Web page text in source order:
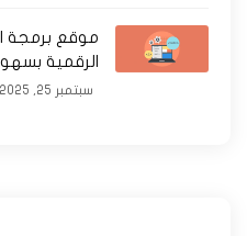
موقع برمجة
الرقمية
سبتمبر 25, 2025